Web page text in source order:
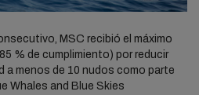
MSC recibió el máximo
% de cumplimiento) por reducir
a menos de 10 nudos como parte
Whales and Blue Skies